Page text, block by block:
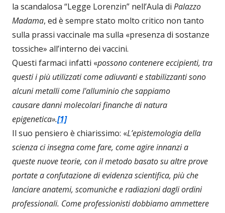
la scandalosa “Legge Lorenzin” nell’Aula di Palazzo
Madama, ed è sempre stato molto critico non tanto
sulla prassi vaccinale ma sulla «presenza di sostanze
tossiche» all’interno dei vaccini.
Questi farmaci infatti «possono contenere eccipienti, tra
questi i più utilizzati come adiuvanti e stabilizzanti sono
alcuni metalli come l'alluminio che sappiamo
causare danni molecolari finanche di natura
epigenetica».[1]
Il suo pensiero è chiarissimo: «L’epistemologia della
scienza ci insegna come fare, come agire innanzi a
queste nuove teorie, con il metodo basato su altre prove
portate a confutazione di evidenza scientifica, più che
lanciare anatemi, scomuniche e radiazioni dagli ordini
professionali. Come professionisti dobbiamo ammettere